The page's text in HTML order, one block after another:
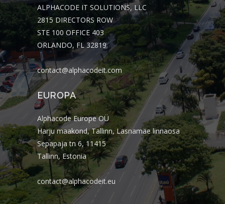
ALPHACODE IT SOLUTIONS, LLC
2815 DIRECTORS ROW
STE 100 OFFICE 403
ORLANDO, FL 32819
contact@alphacodeit.com
EUROPA
Alphacode Europe OÜ
Harju maakond, Tallinn, Lasnamäe linnaosa
Sepapaja tn 6, 11415
Tallinn, Estonia
contact@alphacodeit.eu